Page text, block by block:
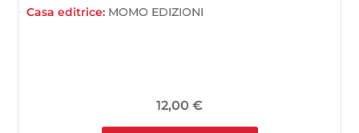
Casa editrice: MOMO EDIZIONI
12,00 €